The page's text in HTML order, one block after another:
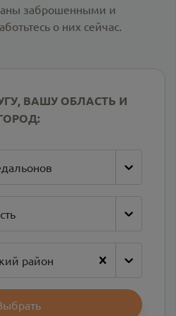
заброшенными и
о них сейчас.
ВАШУ ОБЛАСТЬ И
район